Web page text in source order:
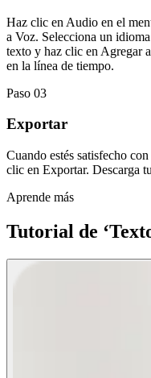
Haz clic en Audio en el
a Voz. Selecciona un
texto y haz clic en Agregar
en la línea de tiempo.
Paso 03
Exportar
Cuando estés satisfecho
clic en Exportar. Descarga
Aprende más
Tutorial de